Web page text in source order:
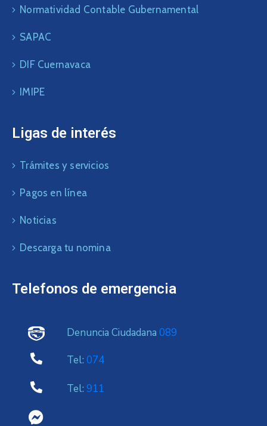
Normatividad Contable Gubernamental
SAPAC
DIF Cuernavaca
IMIPE
Ligas de interés
Trámites y servicios
Pagos en línea
Noticias
Descarga tu nomina
Telefonos de emergencia
Denuncia Ciudadana 089
Tel: 074
Tel: 911